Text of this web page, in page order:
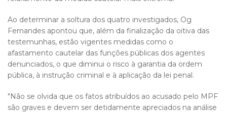
Ao determinar a soltura dos quatro investigados, Og
Fernandes apontou que, além da finalização da oitiva das
testemunhas, estão vigentes medidas como o
afastamento cautelar das funções públicas dos agentes
denunciados, o que diminui o risco à garantia da ordem
pública, à instrução criminal e à aplicação da lei penal.
"Não se olvida que os fatos atribuídos ao acusado pelo MPF
são graves e devem ser detidamente apreciados na análise